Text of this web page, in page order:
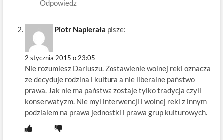
Odpowiedz
Piotr Napierała pisze:
2 stycznia 2015 o 23:05
Nie rozumiesz Dariuszu. Zostawienie wolnej reki oznacza
ze decyduje rodzina i kultura a nie liberalne państwo
prawa. Jak nie ma państwa zostaje tylko tradycja czyli
konserwatyzm. Nie myl interwencji i wolnej reki z innym
podzialem na prawa jednostki i prawa grup kulturowych.